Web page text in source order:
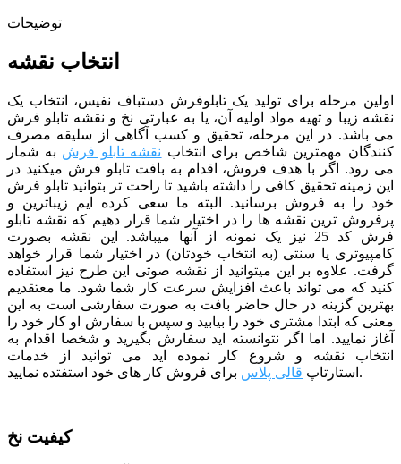
توضیحات
انتخاب نقشه
اولین مرحله برای تولید یک تابلوفرش دستباف نفیس، انتخاب یک
نقشه زیبا و تهیه مواد اولیه آن، یا به عبارتی نخ و نقشه تابلو فرش
می باشد. در این مرحله، تحقیق و کسب آگاهی از سلیقه مصرف
کنندگان مهمترین شاخص برای انتخاب نقشه تابلو فرش به شمار
می رود. اگر با هدف فروش، اقدام به بافت تابلو فرش میکنید در
این زمینه تحقیق کافی را داشته باشید تا راحت تر بتوانید تابلو فرش
خود را به فروش برسانید. البته ما سعی کرده ایم زیباترین و
پرفروش ترین نقشه ها را در اختیار شما قرار دهیم که نقشه تابلو
فرش کد 25 نیز یک نمونه از آنها میباشد. این نقشه بصورت
کامپیوتری یا سنتی (به انتخاب خودتان) در اختیار شما قرار خواهد
گرفت. علاوه بر این میتوانید از نقشه صوتی این طرح نیز استفاده
کنید که می تواند باعث افزایش سرعت کار شما شود. ما معتقدیم
بهترین گزینه در حال حاضر بافت به صورت سفارشی است به این
معنی که ابتدا مشتری خود را بیابید و سپس با سفارش او کار خود را
آغاز نمایید. اما اگر نتوانسته اید سفارش بگیرید و شخصا اقدام به
انتخاب نقشه و شروع کار نموده اید می توانید از خدمات
استارتاپ قالی پلاس برای فروش کار های خود استفتده نمایید.
کیفیت نخ